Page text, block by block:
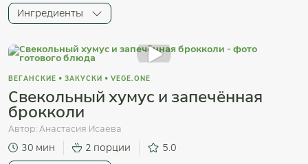
Ингредиенты
ВЕГАНСКИЕ • ЗАКУСКИ • VEGE.ONE
Свекольный хумус и запечённая
брокколи
Автор: Анастасия Исаева
30 мин 2 порции
5.0